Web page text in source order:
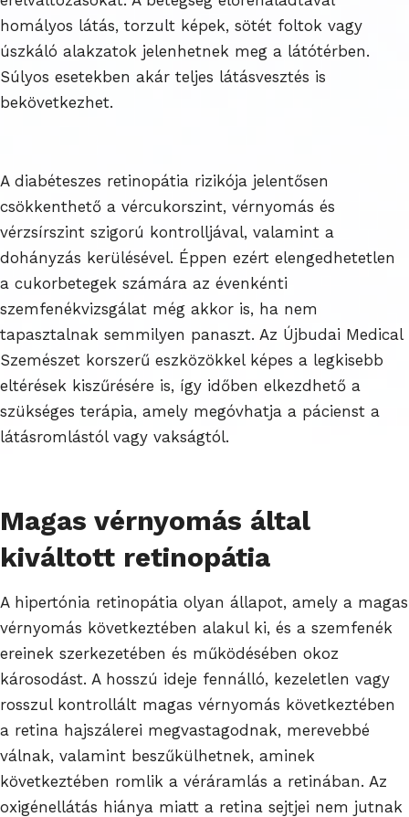
homályos látás, torzult képek, sötét foltok vagy
úszkáló alakzatok jelenhetnek meg a látótérben.
Súlyos esetekben akár teljes látásvesztés is
bekövetkezhet.
A diabéteszes retinopátia rizikója jelentősen
csökkenthető a vércukorszint, vérnyomás és
vérzsírszint szigorú kontrolljával, valamint a
dohányzás kerülésével. Éppen ezért elengedhetetlen
a cukorbetegek számára az évenkénti
szemfenékvizsgálat még akkor is, ha nem
tapasztalnak semmilyen panaszt. Az Újbudai Medical
Szemészet korszerű eszközökkel képes a legkisebb
eltérések kiszűrésére is, így időben elkezdhető a
szükséges terápia, amely megóvhatja a pácienst a
látásromlástól vagy vakságtól.
Magas vérnyomás által
kiváltott retinopátia
A hipertónia retinopátia olyan állapot, amely a magas
vérnyomás következtében alakul ki, és a szemfenék
ereinek szerkezetében és működésében okoz
károsodást. A hosszú ideje fennálló, kezeletlen vagy
rosszul kontrollált magas vérnyomás következtében
a retina hajszálerei megvastagodnak, merevebbé
válnak, valamint beszűkülhetnek, aminek
következtében romlik a véráramlás a retinában. Az
oxigénellátás hiánya miatt a retina sejtjei nem jutnak